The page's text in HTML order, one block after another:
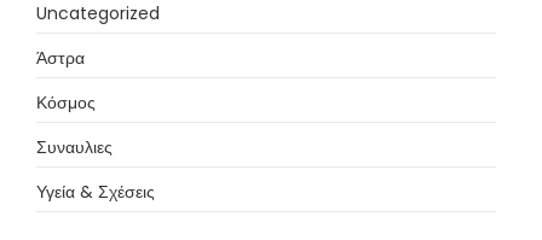
Uncategorized
Άστρα
Κόσμος
Συναυλιες
Υγεία & Σχέσεις